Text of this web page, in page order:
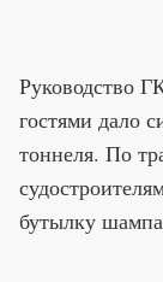
Руководство
гостями дало
тоннеля. По
бутылку